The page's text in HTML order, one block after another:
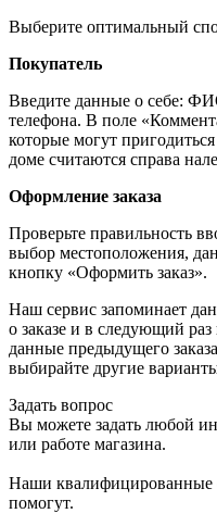
Выберите оптимальный
Покупатель
Введите данные о себе:
телефона. В поле
которые могут
доме считаются справа
Оформление заказа
Проверьте правильность
выбор местоположения,
кнопку «Оформить заказ».
Наш сервис запоминает
о заказе и в следующий
данные предыдущего
выбирайте другие
Задать вопрос
Вы можете задать любой
или работе магазина.
Наши квалифицированные
помогут.